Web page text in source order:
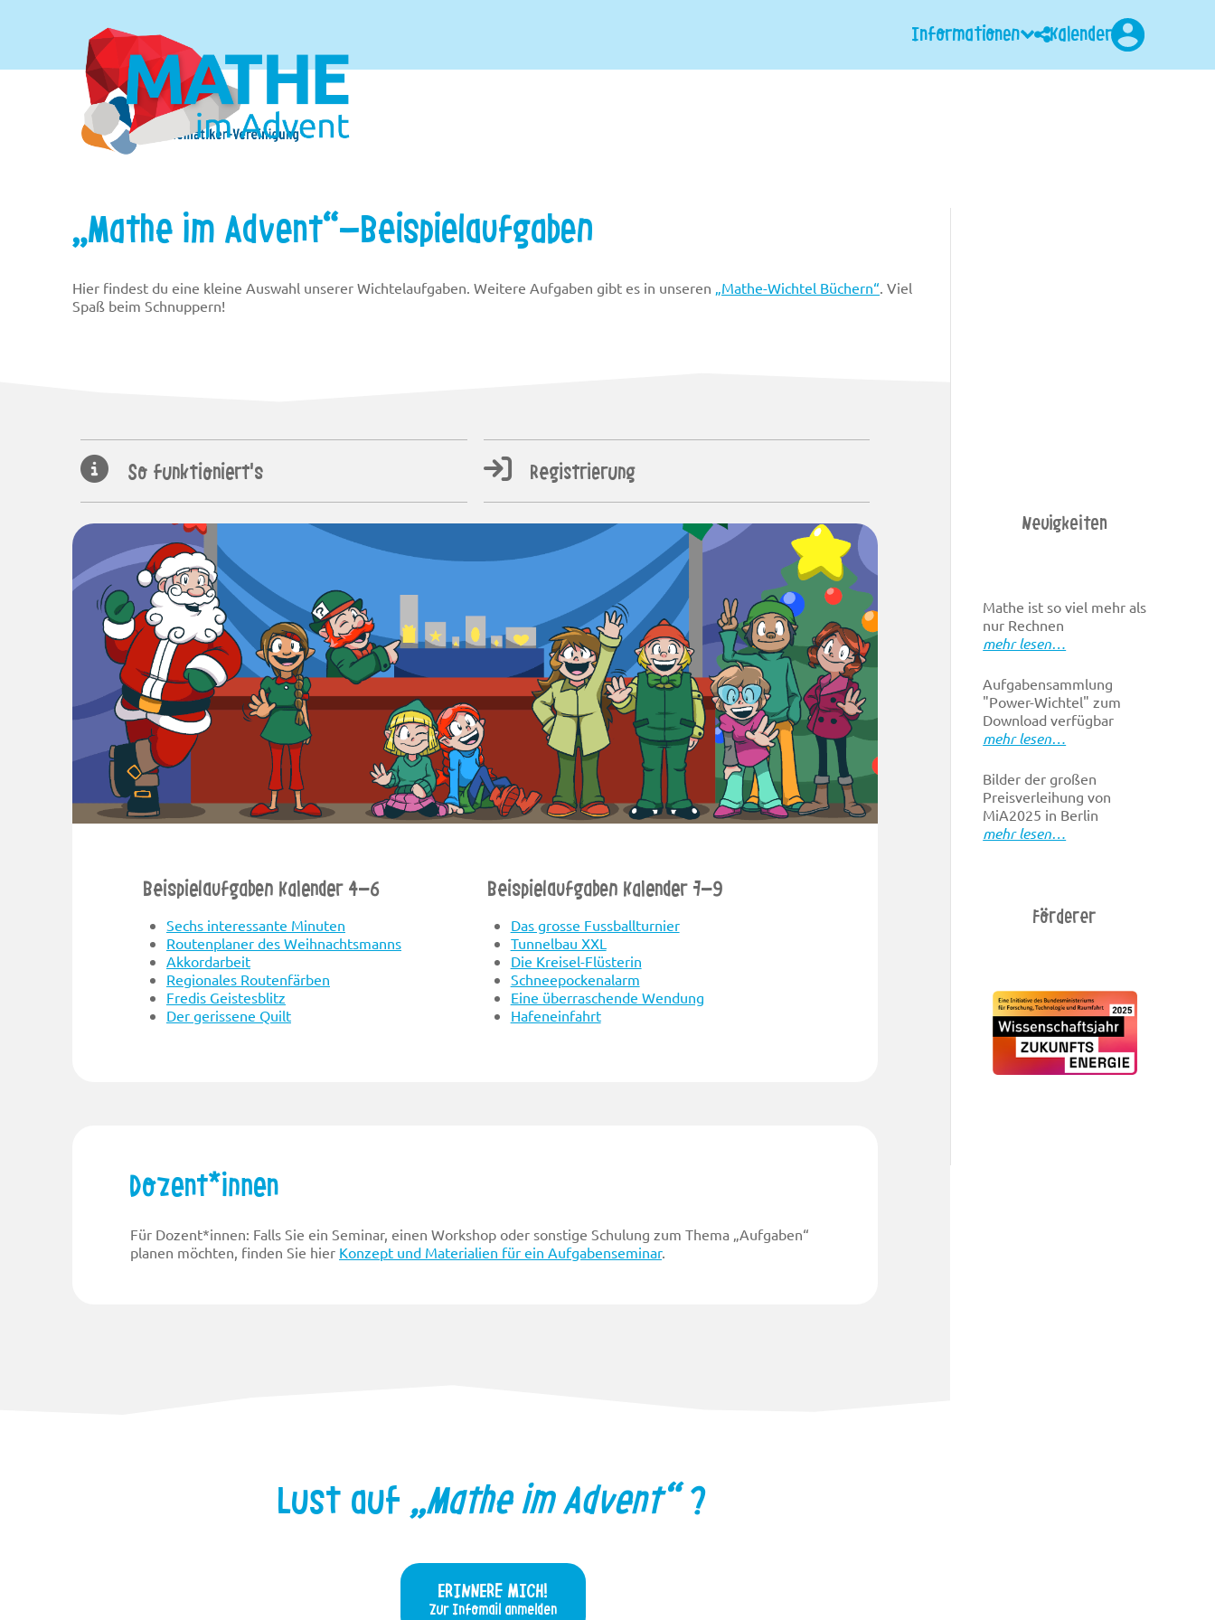
Informationen KalenderLogin
„Mathe im Advent“-Beispielaufgaben
Hier findest du eine kleine Auswahl unserer Wichtelaufgaben. Weitere Aufgaben gibt es in unseren „Mathe-Wichtel Büchern“. Viel
Spaß beim Schnuppern!
So funktioniert's Registrierung
Beispielaufgaben Kalender 4-6
Sechs interessante Minuten
Routenplaner des Weihnachtsmanns
Akkordarbeit
Regionales Routenfärben
Fredis Geistesblitz
Der gerissene Quilt
Beispielaufgaben Kalender 7-9
Das grosse Fussballturnier
Tunnelbau XXL
Die Kreisel-Flüsterin
Schneepockenalarm
Eine überraschende Wendung
Hafeneinfahrt
Dozent*innen
Für Dozent*innen: Falls Sie ein Seminar, einen Workshop oder sonstige Schulung zum Thema „Aufgaben“
planen möchten, finden Sie hier Konzept und Materialien für ein Aufgabenseminar.
Lust auf „Mathe im Advent“?
ERINNERE MICH!
Zur Infomail anmelden
Neuigkeiten
Mathe ist so viel mehr als
nur Rechnen
mehr lesen…
Aufgabensammlung
"Power-Wichtel" zum
Download verfügbar
mehr lesen…
Bilder der großen
Preisverleihung von
MiA2025 in Berlin
mehr lesen…
Förderer